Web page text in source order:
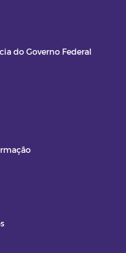
do Governo Federal